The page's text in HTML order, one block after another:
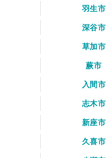
羽生市
深谷市
草加市
蕨市
入間市
志木市
新座市
久喜市